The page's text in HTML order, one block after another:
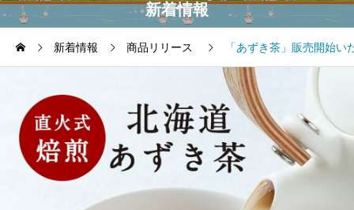
新着情報
新着情報 商品リリース 「あずき茶」販売開始い